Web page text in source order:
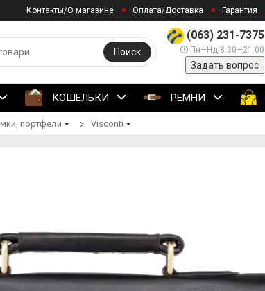
Контакты/О магазине Оплата/Доставка Гарантия
(063) 231-7375
Пн—Нд 8:30—21:00
Задать вопрос
Поиск
КОШЕЛЬКИ РЕМНИ
портфели Visconti